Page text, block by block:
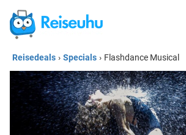
REISEDEALS
GUTSCHEINE
KREDITKARTEN
Reisedeals › Specials › Flashdance Musical